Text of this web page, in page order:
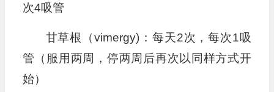
次4吸管
甘草根（vimergy)：每天2次，每次1吸
管（服用两周，停两周后再次以同样方式开
始）